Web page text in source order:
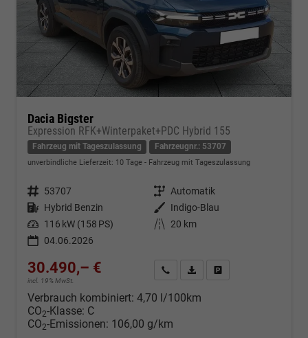
Dacia Bigster
Expression RFK+Winterpaket+PDC Hybrid 155
Fahrzeug mit Tageszulassung Fahrzeugnr.: 53707
unverbindliche Lieferzeit: 10 Tage Fahrzeug mit Tageszulassung
Fahrzeugnr. 53707 Getriebe Automatik
Kraftstoff Hybrid Benzin Außenfarbe Indigo-Blau
Leistung 116 kW (158 PS) Kilometerstand
20 km
04.06.2026
30.490,– €
incl. 19% MwSt.
Kontakt & Angebot anfordern
PDF-Datei, Fahrzeugexposé
Verbrauch kombiniert: 4,70 l/100km
CO2-Klasse: C
CO2-Emissionen: 106,00 g/km